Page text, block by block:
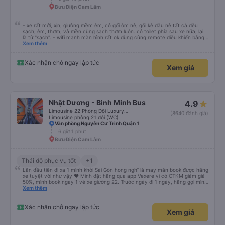
Bưu Điện Cam Lâm
- xe rất mới, xịn; giường mềm êm, có gối ôm nè, gối kê đầu nè tất cả đều
sạch, êm, thơm, và mền cũng sạch thơm luôn. có toilet phía sau xe nữa, lại
là từ "sạch". - wifi mạnh màn hình rất ok dùng cùng remote điều khiển bằng
giọng nói rất mượt khi xem youtube và netflix đc cài sẵn. đáng giá tiền nhen.
đi đều đúng giờ, bên cạnh là nhân viên phát loa thông báo chuyến xe rất là
chi tiết và tận tình, lịch sự chứ ko nạt nộ hay to tiếng khó chịu khi khách hỏi
Xem thêm
Xác nhận chỗ ngay lập tức
Xem giá
Nhật Dương - Bình Minh Bus
Limousine phòng 21 đôi (WC)
4.9
(8640 đánh giá)
Văn phòng Nguyễn Cư Trinh Quận 1
6 giờ 1 phút
Bưu Điện Cam Lâm
Thái độ phục vụ tốt +1
Lần đầu tiên đi xa 1 mình khỏi Sài Gòn hong nghĩ là may mắn book được hãng
xe tuyệt vời như vậy ❤ Mình đặt hãng qua app Vexere vì có CTKM giảm giá
50%, mình book ngay 1 vé xe giường 22. Trước ngày đi 1 ngày, hãng gọi mình
để cập nhật biển số xe cũng như xác nhận các thông tin cá nhân và trạm
10ph sau hãng xe gọi lại cho mình, sắp xếp cho mình trạm xuống xe gần nhà
hàng nhất có thể. Thiệt là mình chưa bao giờ nghĩ sẽ có hãng xe nhiệt tình
và phục vụ chu đáo như thế. Xe xuất phát 22h15, mình 22h5 mới có mặt tại
Xem thêm
Xác nhận chỗ ngay lập tức
Xem giá